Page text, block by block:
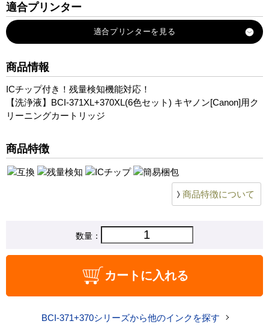
適合プリンター
PIXUS-MG7730F
PIXUS-MG6930
PIXUS-TS8030
PIXUS-TS9030
商品情報
ICチップ付き！残量検知機能対応！
【洗浄液】BCI-371XL+370XL(6色セット) キヤノン[Canon]用ク
リーニングカートリッジ
商品特徴
商品特徴について
数量：
カートに入れる
BCI-371+370シリーズから他のインクを探す